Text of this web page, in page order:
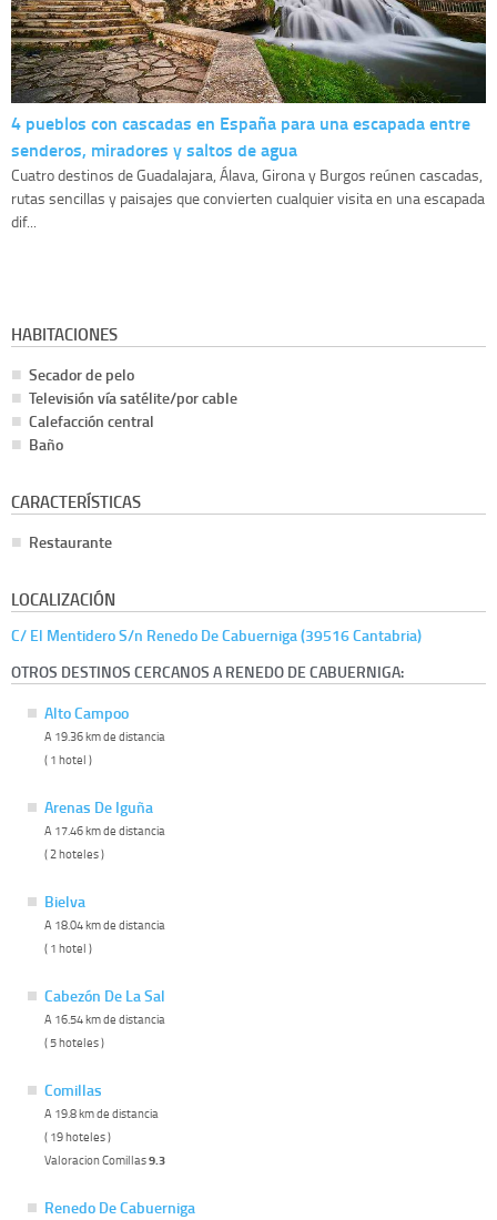
4 pueblos con cascadas en España para una escapada entre
senderos, miradores y saltos de agua
Cuatro destinos de Guadalajara, Álava, Girona y Burgos reúnen cascadas,
rutas sencillas y paisajes que convierten cualquier visita en una escapada
dif...
HABITACIONES
Secador de pelo
Televisión vía satélite/por cable
Calefacción central
Baño
CARACTERÍSTICAS
Restaurante
LOCALIZACIÓN
C/ El Mentidero S/n Renedo De Cabuerniga (39516 Cantabria)
OTROS DESTINOS CERCANOS A RENEDO DE CABUERNIGA:
Alto Campoo
A 19.36 km de distancia
( 1 hotel )
Arenas De Iguña
A 17.46 km de distancia
( 2 hoteles )
Bielva
A 18.04 km de distancia
( 1 hotel )
Cabezón De La Sal
A 16.54 km de distancia
( 5 hoteles )
Comillas
A 19.8 km de distancia
( 19 hoteles )
Valoracion Comillas9.3
Renedo De Cabuerniga